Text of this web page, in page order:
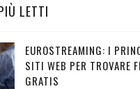
LETTI
EUROSTREAMING: I
SITI WEB PER TROVARE
GRATIS